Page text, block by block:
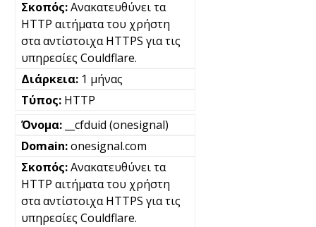
Ανακατευθύνει τα
HTTP αιτήματα του χρήστη
στα αντίστοιχα HTTPS για τις
υπηρεσίες Couldflare.
1 μήνας
HTTP
__cfduid (onesignal)
onesignal.com
Ανακατευθύνει τα
HTTP αιτήματα του χρήστη
στα αντίστοιχα HTTPS για τις
υπηρεσίες Couldflare.